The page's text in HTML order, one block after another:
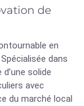
de
en
dans
solide
avec
du marché local